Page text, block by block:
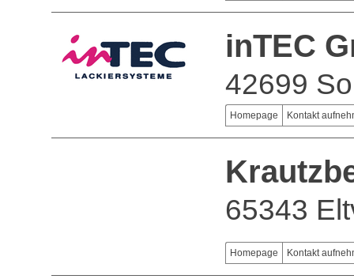
inTEC
42699
Homepage Kontakt
65343
Homepage Kontakt